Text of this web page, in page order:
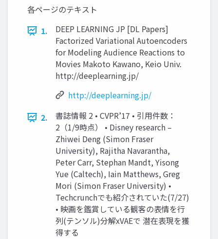
各ページのテキスト
1.
DEEP LEARNING JP [DL Papers]
Factorized Variational Autoencoders
for Modeling Audience Reactions to
Movies Makoto Kawano, Keio Univ.
http://deeplearning.jp/
http://deeplearning.jp/
2.
書誌情報 2 • CVPR’17 • 引用件数：
2（1/9時点） • Disney research –
Zhiwei Deng (Simon Fraser
University), Rajitha Navarantha,
Peter Carr, Stephan Mandt, Yisong
Yue (Caltech), Iain Matthews, Greg
Mori (Simon Fraser University) •
Techcrunchでも紹介されていた(7/27)
• 映画を鑑賞している観客の表情を行
列(テンソル)分解xVAEで 潜在表現を獲
得する